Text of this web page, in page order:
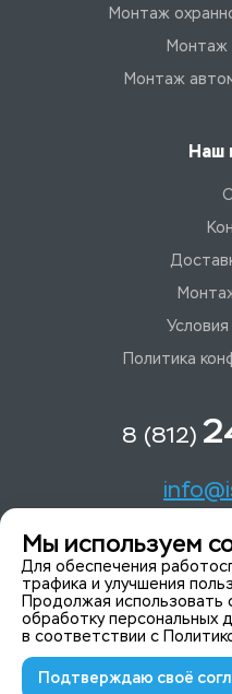
Монтаж
Монтаж
Монтаж
Наш
Политика
8 (812)
Светлановский
Мы в
© 2015-2026 ISeeYou
Мы используем
Для обеспечения
трафика и улучшения
Продолжая использовать
обработку персональных
в соответствии с
Подтверждаю своё